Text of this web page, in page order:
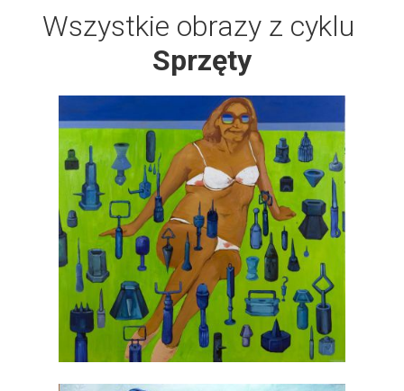
Wszystkie obrazy z cyklu
Sprzęty